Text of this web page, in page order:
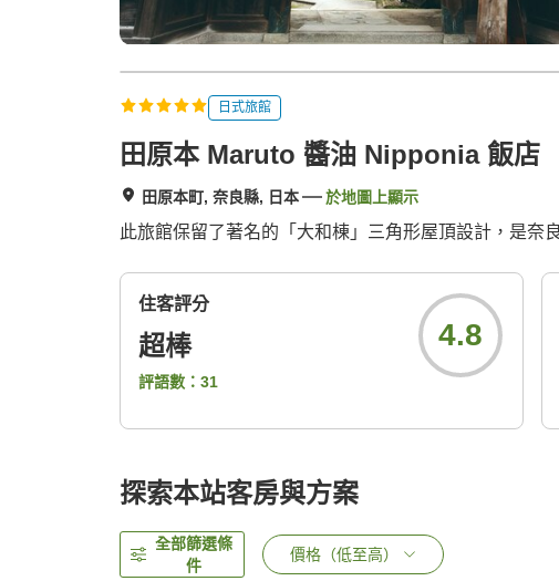
日式旅館
田原本 Maruto 醬油 Nipponia 飯店
田原本町, 奈良縣, 日本 於地圖上顯示
此旅館保留了著名的「大和棟」三角形屋頂設計，是奈
住客評分
超棒
評語數： 31
4.8
探索本站客房與方案
全部篩選條
件
價格（低至高）